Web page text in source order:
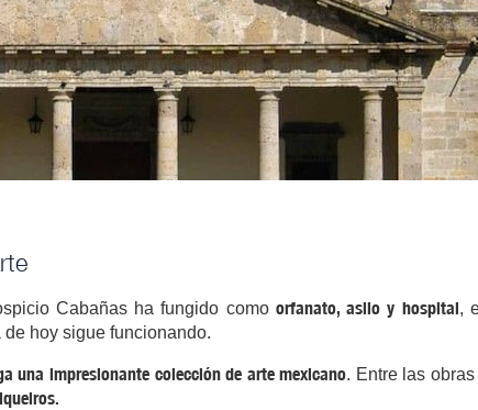
Cabañas ha fungido como orfanato, asilo y hospital,
hoy sigue funcionando.
una impresionante colección de arte mexicano. Entre las